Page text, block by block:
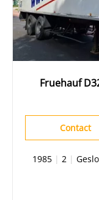
Fruehauf
Contact
1985| 2|